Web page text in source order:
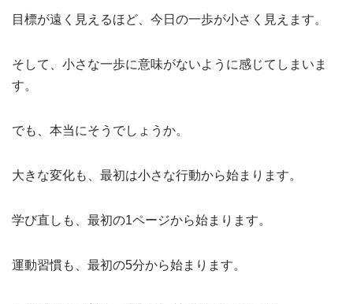
目標が遠く見えるほど、今日の一歩が小さく見えます。
そして、小さな一歩に意味がないように感じてしまいま
す。
でも、本当にそうでしょうか。
大きな変化も、最初は小さな行動から始まります。
学び直しも、最初の1ページから始まります。
運動習慣も、最初の5分から始まります。